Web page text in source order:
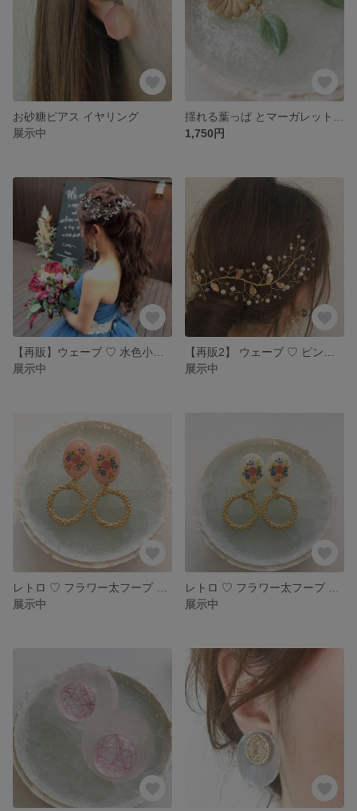
お砂糖ピアス イヤリング
展示中
1,750円
展示中
展示中
展示中
展示中